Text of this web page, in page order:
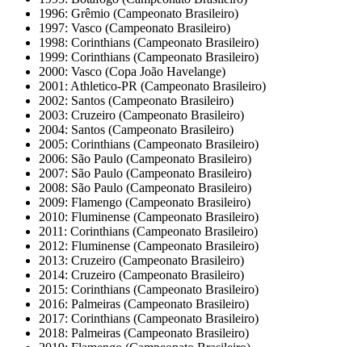
1996: Grêmio (Campeonato Brasileiro)
1997: Vasco (Campeonato Brasileiro)
1998: Corinthians (Campeonato Brasileiro)
1999: Corinthians (Campeonato Brasileiro)
2000: Vasco (Copa João Havelange)
2001: Athletico-PR (Campeonato Brasileiro)
2002: Santos (Campeonato Brasileiro)
2003: Cruzeiro (Campeonato Brasileiro)
2004: Santos (Campeonato Brasileiro)
2005: Corinthians (Campeonato Brasileiro)
2006: São Paulo (Campeonato Brasileiro)
2007: São Paulo (Campeonato Brasileiro)
2008: São Paulo (Campeonato Brasileiro)
2009: Flamengo (Campeonato Brasileiro)
2010: Fluminense (Campeonato Brasileiro)
2011: Corinthians (Campeonato Brasileiro)
2012: Fluminense (Campeonato Brasileiro)
2013: Cruzeiro (Campeonato Brasileiro)
2014: Cruzeiro (Campeonato Brasileiro)
2015: Corinthians (Campeonato Brasileiro)
2016: Palmeiras (Campeonato Brasileiro)
2017: Corinthians (Campeonato Brasileiro)
2018: Palmeiras (Campeonato Brasileiro)